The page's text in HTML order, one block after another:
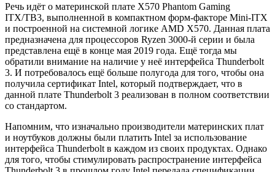
Речь идёт о материнской плате X570 Phantom Gaming
ITX/TB3, выполненной в компактном форм-факторе Mini-ITX
и построенной на системной логике AMD X570. Данная плата
предназначена для процессоров Ryzen 3000-й серии и была
представлена ещё в конце мая 2019 года. Ещё тогда мы
обратили внимание на наличие у неё интерфейса Thunderbolt
3. И потребовалось ещё больше полугода для того, чтобы она
получила сертификат Intel, который подтверждает, что в
данной плате Thunderbolt 3 реализован в полном соответствии
со стандартом.
Напомним, что изначально производители материнских плат
и ноутбуков должны были платить Intel за использование
интерфейса Thunderbolt в каждом из своих продуктах. Однако
для того, чтобы стимулировать распространение интерфейса